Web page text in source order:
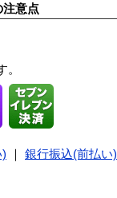
注意点
｜ 銀行振込(前払い)